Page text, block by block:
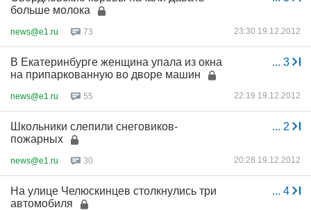
больше молока
news@e1.ru 73 23:30 19.12.2012
... 3
В Екатеринбурге женщина упала из окна
на припаркованную во дворе машин
news@e1.ru 55 22:19 19.12.2012
... 2
Школьники слепили снеговиков-
пожарных
news@e1.ru 30 20:28 19.12.2012
... 4
На улице Челюскинцев столкнулись три
автомобиля